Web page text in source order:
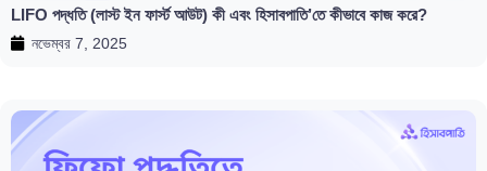
LIFO পদ্ধতি (লাস্ট ইন ফার্স্ট আউট) কী এবং হিসাবপাতি’তে কীভাবে কাজ করে?
নভেম্বর 7, 2025